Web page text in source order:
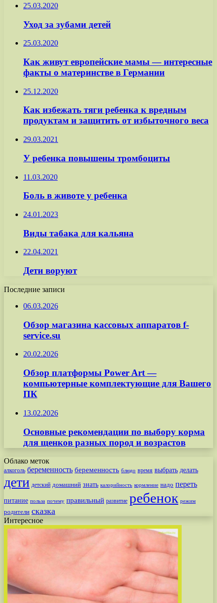
25.03.2020
Уход за зубами детей
25.03.2020
Как живут европейские мамы — интересные
факты о материнстве в Германии
25.12.2020
Как избежать тяги ребенка к вредным
продуктам и защитить от избыточного веса
29.03.2021
У ребенка повышены тромбоциты
11.03.2020
Боль в животе у ребенка
24.01.2023
Виды табака для кальяна
22.04.2021
Дети воруют
Последние записи
06.03.2026
Обзор магазина кассовых аппаратов f-
service.su
20.02.2026
Обзор платформы Power Art —
компьютерные комплектующие для Вашего
ПК
13.02.2026
Основные рекомендации по выбору корма
для щенков разных пород и возрастов
Облако меток
алкоголь беременность беременность блюдо время выбрать делать
дети детский домашний знать калорийность кормление надо переть
питание польза почему правильный развитие ребенок режим
родители сказка
Интересное